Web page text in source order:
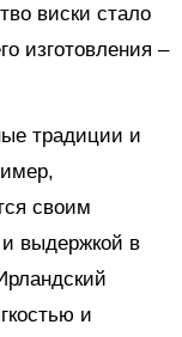
виски стало
изготовления –
традиции и
своим
и выдержкой в
и